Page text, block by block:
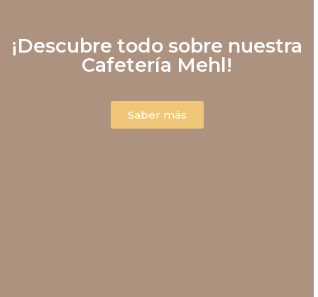
¡Descubre todo sobre nuestra
Cafetería Mehl!
Saber más